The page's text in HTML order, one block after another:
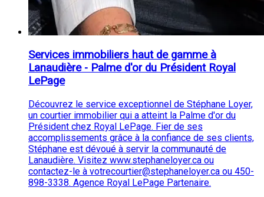
Services immobiliers haut de gamme à
Lanaudière - Palme d'or du Président Royal
LePage
Découvrez le service exceptionnel de Stéphane Loyer,
un courtier immobilier qui a atteint la Palme d'or du
Président chez Royal LePage. Fier de ses
accomplissements grâce à la confiance de ses clients,
Stéphane est dévoué à servir la communauté de
Lanaudière. Visitez www.stephaneloyer.ca ou
contactez-le à votrecourtier@stephaneloyer.ca ou 450-
898-3338. Agence Royal LePage Partenaire.